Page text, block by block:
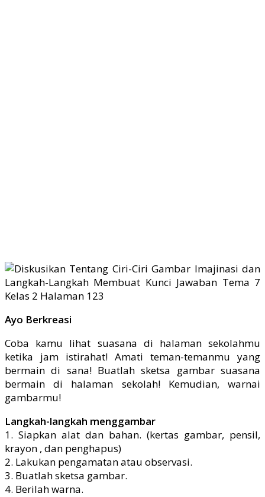
Ayo Berkreasi
Coba kamu lihat suasana di halaman sekolahmu
ketika jam istirahat! Amati teman-temanmu yang
bermain di sana! Buatlah sketsa gambar suasana
bermain di halaman sekolah! Kemudian, warnai
gambarmu!
Langkah-langkah menggambar
1. Siapkan alat dan bahan. (kertas gambar, pensil,
krayon , dan penghapus)
2. Lakukan pengamatan atau observasi.
3. Buatlah sketsa gambar.
4. Berilah warna.